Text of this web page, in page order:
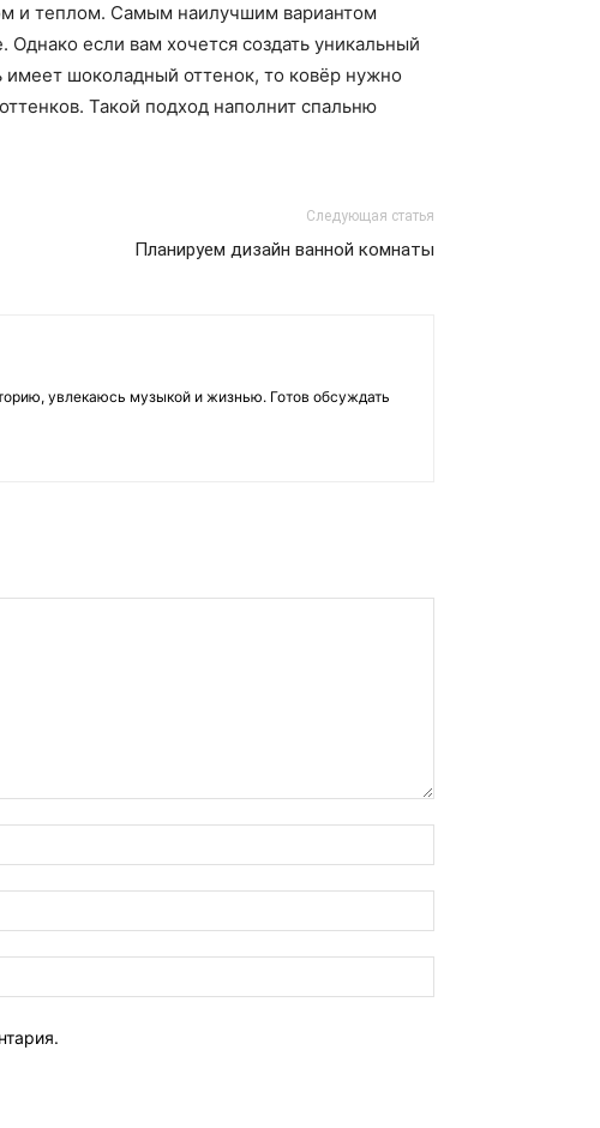
и теплом. Самым наилучшим вариантом
если вам хочется создать уникальный
имеет шоколадный оттенок, то ковёр нужно
Такой подход наполнит спальню
Следующая статья
Планируем дизайн ванной комнаты
увлекаюсь музыкой и жизнью. Готов обсуждать